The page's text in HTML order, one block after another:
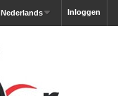
Inloggen
Nederlands